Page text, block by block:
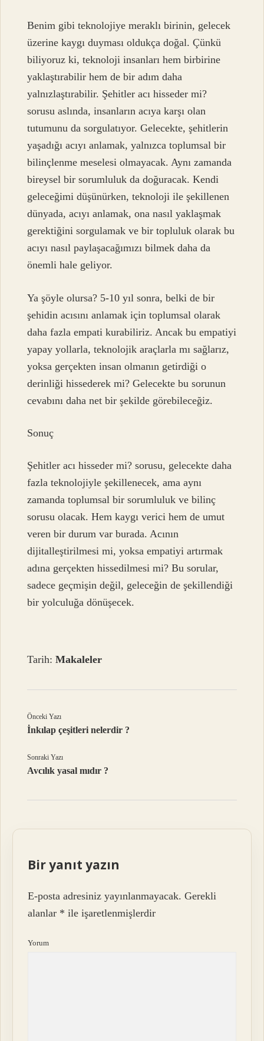
Benim gibi teknolojiye meraklı birinin, gelecek
üzerine kaygı duyması oldukça doğal. Çünkü
biliyoruz ki, teknoloji insanları hem birbirine
yaklaştırabilir hem de bir adım daha
yalnızlaştırabilir. Şehitler acı hisseder mi?
sorusu aslında, insanların acıya karşı olan
tutumunu da sorgulatıyor. Gelecekte, şehitlerin
yaşadığı acıyı anlamak, yalnızca toplumsal bir
bilinçlenme meselesi olmayacak. Aynı zamanda
bireysel bir sorumluluk da doğuracak. Kendi
geleceğimi düşünürken, teknoloji ile şekillenen
dünyada, acıyı anlamak, ona nasıl yaklaşmak
gerektiğini sorgulamak ve bir topluluk olarak bu
acıyı nasıl paylaşacağımızı bilmek daha da
önemli hale geliyor.
Ya şöyle olursa? 5-10 yıl sonra, belki de bir
şehidin acısını anlamak için toplumsal olarak
daha fazla empati kurabiliriz. Ancak bu empatiyi
yapay yollarla, teknolojik araçlarla mı sağlarız,
yoksa gerçekten insan olmanın getirdiği o
derinliği hissederek mi? Gelecekte bu sorunun
cevabını daha net bir şekilde görebileceğiz.
Sonuç
Şehitler acı hisseder mi? sorusu, gelecekte daha
fazla teknolojiyle şekillenecek, ama aynı
zamanda toplumsal bir sorumluluk ve bilinç
sorusu olacak. Hem kaygı verici hem de umut
veren bir durum var burada. Acının
dijitalleştirilmesi mi, yoksa empatiyi artırmak
adına gerçekten hissedilmesi mi? Bu sorular,
sadece geçmişin değil, geleceğin de şekillendiği
bir yolculuğa dönüşecek.
Tarih:Makaleler
Önceki Yazı
İnkılap çeşitleri nelerdir ?
Sonraki Yazı
Avcılık yasal mıdır ?
Bir yanıt yazın
E-posta adresiniz yayınlanmayacak. Gerekli
alanlar * ile işaretlenmişlerdir
Yorum